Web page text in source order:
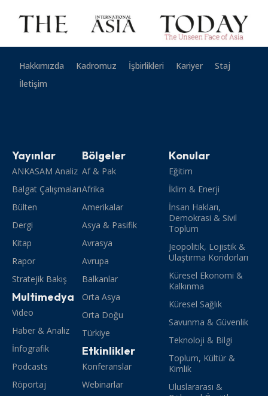
Hakkımızda Kadromuz İşbirlikleri Kariyer
Staj
İletişim
Yayınlar
ANKASAM Analiz
Balgat Çalışmaları
Bülten
Dergi
Kitap
Rapor
Stratejik Bakış
Multimedya
Video
Haber & Analiz
İnfografik
Podcasts
Röportaj
Bölgeler
Af & Pak
Afrika
Amerikalar
Asya & Pasifik
Avrasya
Avrupa
Balkanlar
Orta Asya
Orta Doğu
Türkiye
Etkinlikler
Konferanslar
Webinarlar
Konular
Eğitim
İklim & Enerji
İnsan Hakları,
Demokrasi & Sivil
Toplum
Jeopolitik, Lojistik &
Ulaştırma Koridorları
Küresel Ekonomi &
Kalkınma
Küresel Sağlık
Savunma & Güvenlik
Teknoloji & Bilgi
Toplum, Kültür &
Kimlik
Uluslararası &